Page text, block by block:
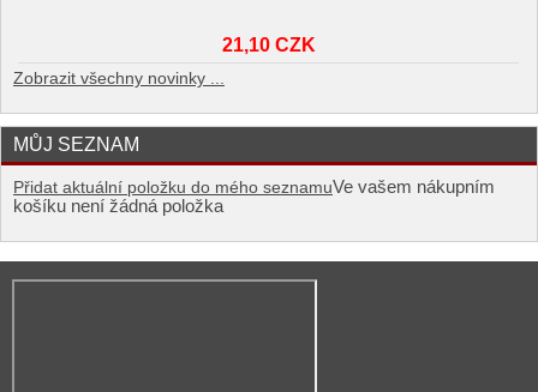
21,10 CZK
Zobrazit všechny novinky ...
MŮJ SEZNAM
Přidat aktuální položku do mého seznamuVe vašem nákupním
košíku není žádná položka